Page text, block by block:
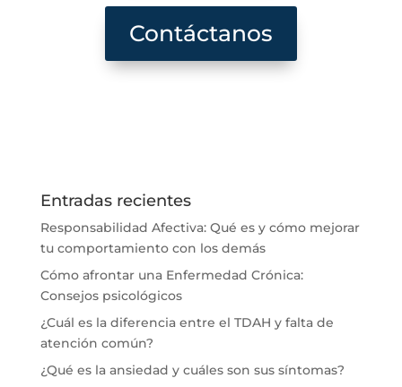
Contáctanos
Entradas recientes
Responsabilidad Afectiva: Qué es y cómo mejorar
tu comportamiento con los demás
Cómo afrontar una Enfermedad Crónica:
Consejos psicológicos
¿Cuál es la diferencia entre el TDAH y falta de
atención común?
¿Qué es la ansiedad y cuáles son sus síntomas?